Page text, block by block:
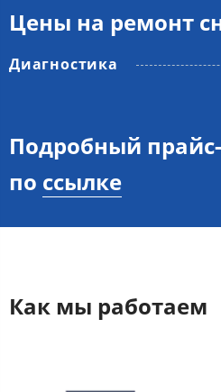
Цены на ремонт
Диагностика
Подробный
по ссылке
Как мы работаем